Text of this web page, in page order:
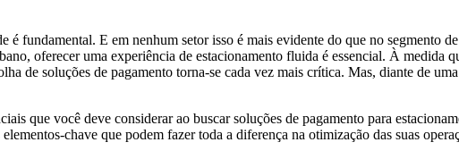
é fundamental. E em nenhum setor isso é mais evidente do que no segmento
oferecer uma experiência de estacionamento fluida é essencial. À medida
de soluções de pagamento torna-se cada vez mais crítica. Mas, diante de
que você deve considerar ao buscar soluções de pagamento para
chave que podem fazer toda a diferença na otimização das suas